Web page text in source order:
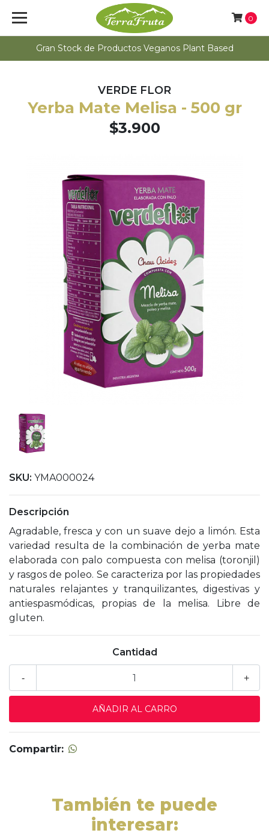
Gran Stock de Productos Veganos Plant Based
0
VERDE FLOR
Yerba Mate Melisa - 500 gr
$3.900
SKU: YMA000024
Descripción
Agradable, fresca y con un suave dejo a limón. Esta
variedad resulta de la combinación de yerba mate
elaborada con palo compuesta con melisa (toronjil)
y rasgos de poleo. Se caracteriza por las propiedades
naturales relajantes y tranquilizantes, digestivas y
antiespasmódicas, propias de la melisa. Libre de
gluten.
Cantidad
+
-
Compartir:
También te puede
interesar: